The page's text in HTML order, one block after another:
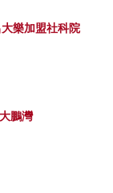
樂加盟社科院
鵬灣